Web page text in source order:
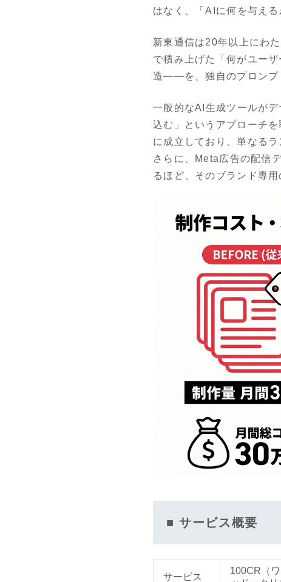
はなく、「AIに何を与える
新東通信は20年以上にわ
で積み上げた「何がユー
造——を、独自のプロンプ
一般的なAI生成ツールが
込む」というアプローチ
に成立しており、単なる
さらに、Meta広告の配信
るほど、そのブランド専
■ サービス概要
サービス
100CR（